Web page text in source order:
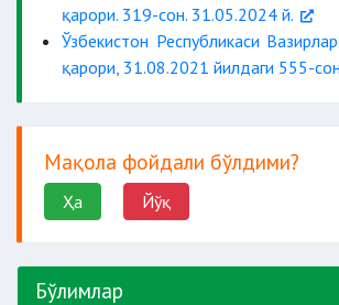
қарори. 319-сон. 31.05.2024 й.
Ўзбекистон Республикаси
қарори, 31.08.2021 йилдаги 555-сон
Мақола фойдали бўлдими?
Ҳа Йўқ
Бўлимлар